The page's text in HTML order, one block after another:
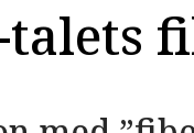
talets